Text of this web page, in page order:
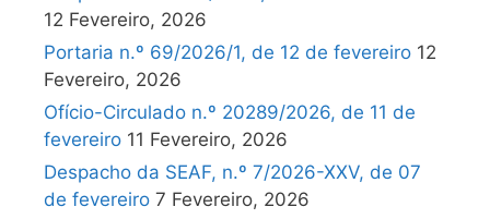
12 Fevereiro, 2026
Portaria n.º 69/2026/1, de 12 de fevereiro 12
Fevereiro, 2026
Ofício-Circulado n.º 20289/2026, de 11 de
fevereiro 11 Fevereiro, 2026
Despacho da SEAF, n.º 7/2026-XXV, de 07
de fevereiro 7 Fevereiro, 2026